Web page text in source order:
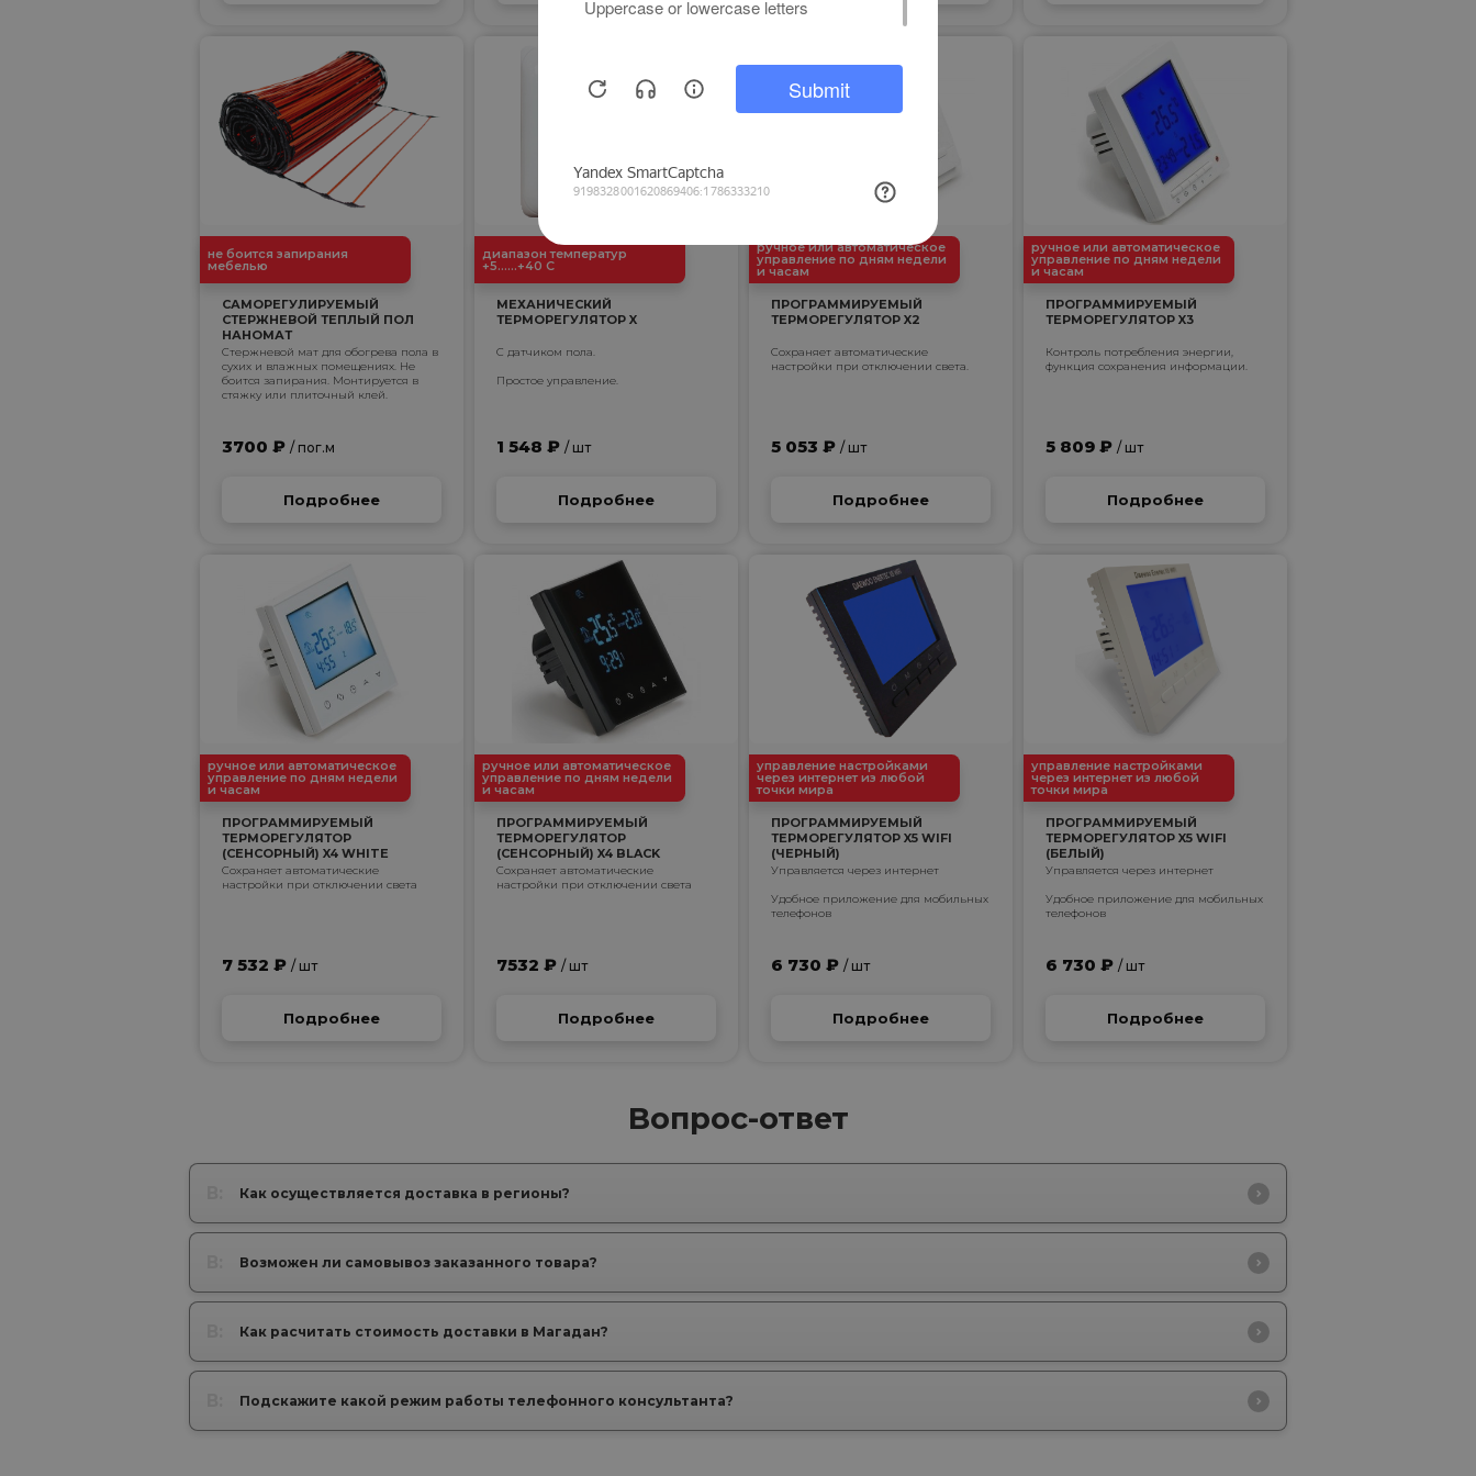
не боится запирания
мебелью
САМОРЕГУЛИРУЕМЫЙ
СТЕРЖНЕВОЙ ТЕПЛЫЙ ПОЛ
НАНОМАТ
Стержневой мат для обогрева пола в
сухих и влажных помещениях. Не
боится запирания. Монтируется в
стяжку или плиточный клей.
3700 ₽ / пог.м
Подробнее
диапазон температур
+5......+40 С
МЕХАНИЧЕСКИЙ
ТЕРМОРЕГУЛЯТОР X
С датчиком пола.
Простое управление.
1 548 ₽ / шт
Подробнее
ручное или автоматическое
управление по дням недели
и часам
ПРОГРАММИРУЕМЫЙ
ТЕРМОРЕГУЛЯТОР X2
Сохраняет автоматические
настройки при отключении света.
5 053 ₽ / шт
Подробнее
ручное или автоматическое
управление по дням недели
и часам
ПРОГРАММИРУЕМЫЙ
ТЕРМОРЕГУЛЯТОР X3
Контроль потребления энергии,
функция сохранения информации.
5 809 ₽ / шт
Подробнее
ручное или автоматическое
управление по дням недели
и часам
ПРОГРАММИРУЕМЫЙ
ТЕРМОРЕГУЛЯТОР
(СЕНСОРНЫЙ) X4 WHITE
Сохраняет автоматические
настройки при отключении света
7 532 ₽ / шт
Подробнее
ручное или автоматическое
управление по дням недели
и часам
ПРОГРАММИРУЕМЫЙ
ТЕРМОРЕГУЛЯТОР
(СЕНСОРНЫЙ) X4 BLACK
Сохраняет автоматические
настройки при отключении света
7532 ₽ / шт
Подробнее
управление настройками
через интернет из любой
точки мира
ПРОГРАММИРУЕМЫЙ
ТЕРМОРЕГУЛЯТОР X5 WIFI
(ЧЕРНЫЙ)
Управляется через интернет
Удобное приложение для мобильных
телефонов
6 730 ₽ / шт
Подробнее
управление настройками
через интернет из любой
точки мира
ПРОГРАММИРУЕМЫЙ
ТЕРМОРЕГУЛЯТОР X5 WIFI
(БЕЛЫЙ)
Управляется через интернет
Удобное приложение для мобильных
телефонов
6 730 ₽ / шт
Подробнее
Вопрос-ответ
Как осуществляется доставка в регионы?
Возможен ли самовывоз заказанного товара?
Как расчитать стоимость доставки в Магадан?
Подскажите какой режим работы телефонного консультанта?